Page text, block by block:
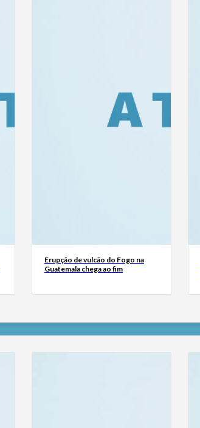
Erupção de vulcão do Fogo na
Guatemala chega ao fim